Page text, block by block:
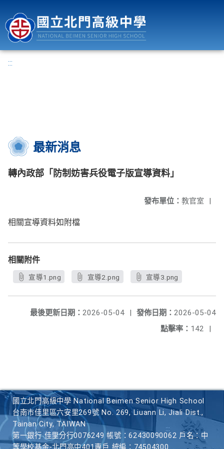
:::
最新消息
轉內政部「防制妨害兵役電子版宣導資料」
發布單位： 教官室 |
相關宣導資料如附檔
相關附件
宣導1.png 宣導2.png 宣導3.png
發佈日期： 2026-05-04
最後更新日期： 2026-05-04
|
點擊率： 142 |
國立北門高級中學 National Beimen Senior High School
台南市佳里區六安里269號 No. 269, Liuann Li, Jiali Dist.,
Tainan City, TAIWAN
第一銀行 佳里分行0076249 帳號：62430090062 戶名：中
等學校基金-北門高中401專戶 統編：74504300